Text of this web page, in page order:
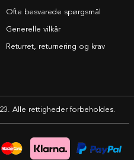
Ofte besvarede spørgsmål
Generelle vilkår
Returret, returnering og krav
Alle rettigheder forbeholdes.